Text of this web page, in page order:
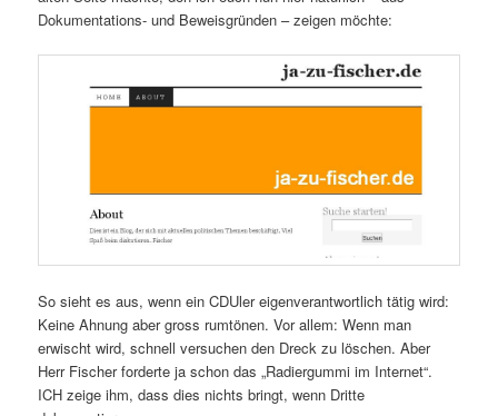
Dokumentations- und Beweisgründen – zeigen möchte:
So sieht es aus, wenn ein CDUler eigenverantwortlich tätig wird:
Keine Ahnung aber gross rumtönen. Vor allem: Wenn man
erwischt wird, schnell versuchen den Dreck zu löschen. Aber
Herr Fischer forderte ja schon das „Radiergummi im Internet“.
ICH zeige ihm, dass dies nichts bringt, wenn Dritte